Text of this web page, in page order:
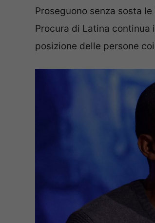
Proseguono senza sosta
Procura di Latina continua
posizione delle persone